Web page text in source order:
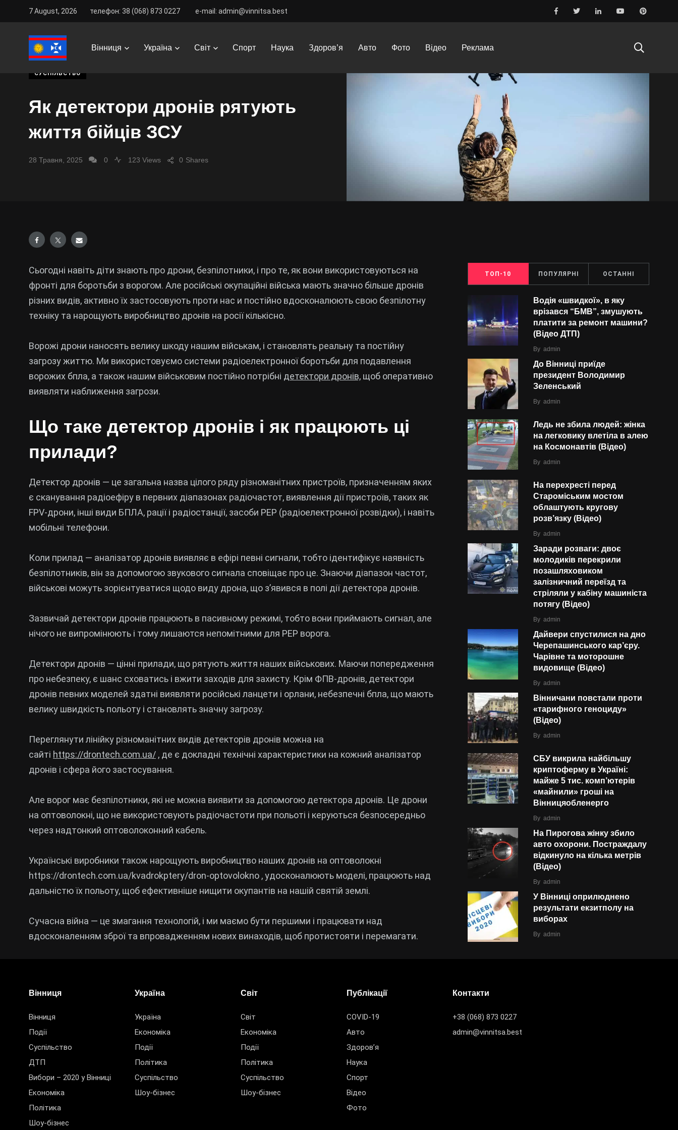
7 August, 2026 телефон: 38 (068) 873 0227 e-mail: admin@vinnitsa.best
Вінниця Україна Світ Спорт Наука Здоров’я Авто Фото Відео Реклама
Vinnitsa Best News / Вінниця / Суспільство / Як детектори дронів рятують життя бійців ЗСУ
СУСПІЛЬСТВО
Як детектори дронів рятують
життя бійців ЗСУ
28 Травня, 2025 0 123 Views Shares
0
Сьогодні навіть діти знають про дрони, безпілотники, і про те, як вони використовуються на
фронті для боротьби з ворогом. Але російські окупаційні війська мають значно більше дронів
різних видів, активно їх застосовують проти нас и постійно вдосконалюють свою безпілотну
техніку та нарощують виробництво дронів на росії кількісно.
Ворожі дрони наносять велику шкоду нашим військам, і становлять реальну та постійну
загрозу життю. Ми використовуємо системи радіоелектронної боротьби для подавлення
ворожих бпла, а також нашим військовим постійно потрібні детектори дронів, щоб оперативно
виявляти наближення загрози.
Що таке детектор дронів і як працюють ці
прилади?
Детектор дронів — це загальна назва цілого ряду різноманітних пристроїв, призначенням яких
є сканування радіоефіру в первних діапазонах радіочастот, виявлення дії пристроїв, таких як
FPV-дрони, інші види БПЛА, рації і радіостанції, засоби РЕР (радіоелектронної розвідки), і навіть
мобільні телефони.
Коли прилад — аналізатор дронів виявляє в ефірі певні сигнали, тобто ідентифікує наявність
безпілотників, він за допомогою звукового сигнала сповіщає про це. Знаючи діапазон частот,
військові можуть зорієнтуватися щодо виду дрона, що з’явився в полі дії детектора дронів.
Зазвичай детектори дронів працюють в пасивному режимі, тобто вони приймають сигнал, але
нічого не випромінюють і тому лишаются непомітними для РЕР ворога.
Детектори дронів — цінні прилади, що рятують життя наших військових. Маючи попередження
про небезпеку, є шанс сховатись і вжити заходів для захисту. Крім ФПВ-дронів, детектори
дронів певних моделей здатні виявляти російські ланцети і орлани, небезпечні бпла, що мають
велику швидкість польоту і становлять значну загрозу.
Переглянути лінійку різноманітних видів детекторів дронів можна на
сайті https://drontech.com.ua/ , де є докладні технічні характеристики на кожний аналізатор
дронів і сфера його застосування.
Але ворог має безпілотники, які не можна виявити за допомогою детектора дронів. Це дрони
на оптоволокні, що не використовують радіочастоти при польоті і керуються безпосередньо
через надтонкий оптоволоконний кабель.
Українські виробники також нарощують виробництво наших дронів на оптоволокні
https://drontech.com.ua/kvadrokptery/dron-optovolokno , удосконалюють моделі, працюють над
дальністю їх польоту, щоб ефективніше нищити окупантів на нашій святій землі.
Сучасна війна — це змагання технологій, і ми маємо бути першими і працювати над
вдосконаленням зброї та впровадженням нових винаходів, щоб протистояти і перемагати.
ТОП-10 ПОПУЛЯРНІ ОСТАННІ
Водія «швидкої», в яку
врізався “БMВ”, змушують
платити за ремонт машини?
(Відео ДТП)
By admin
До Вінниці приїде
президент Володимир
Зеленський
By admin
Ледь не збила людей: жінка
на легковику влетіла в алею
на Космонавтів (Відео)
By admin
На перехресті перед
Староміським мостом
облаштують кругову
розв’язку (Відео)
By admin
Заради розваги: двоє
молодиків перекрили
позашляховиком
залізничний переїзд та
стріляли у кабіну машиніста
потягу (Відео)
By admin
Дайвери спустилися на дно
Черепашинського кар’єру.
Чарівне та моторошне
видовище (Відео)
By admin
Вінничани повстали проти
«тарифного геноциду»
(Відео)
By admin
СБУ викрила найбільшу
криптоферму в Україні:
майже 5 тис. комп’ютерів
«майнили» гроші на
Вінницяобленерго
By admin
На Пирогова жінку збило
авто охорони. Постраждалу
відкинуло на кілька метрів
(Відео)
By admin
У Вінниці оприлюднено
результати екзитполу на
виборах
By admin
Вінниця
Вінниця
Події
Суспільство
ДТП
Вибори – 2020 у Вінниці
Економіка
Політика
Шоу-бізнес
Україна
Україна
Економіка
Події
Політика
Суспільство
Шоу-бізнес
Світ
Світ
Економіка
Події
Політика
Суспільство
Шоу-бізнес
Публікації
COVID-19
Авто
Здоров’я
Наука
Спорт
Відео
Фото
Контакти
+38 (068) 873 0227
admin@vinnitsa.best